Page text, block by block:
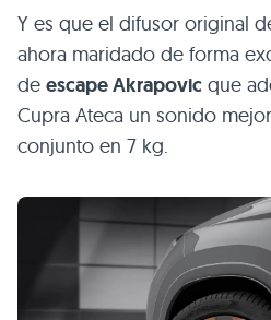
Y es que el difusor original
ahora maridado de forma
de escape Akrapovic que
Cupra Ateca un sonido
conjunto en 7 kg.